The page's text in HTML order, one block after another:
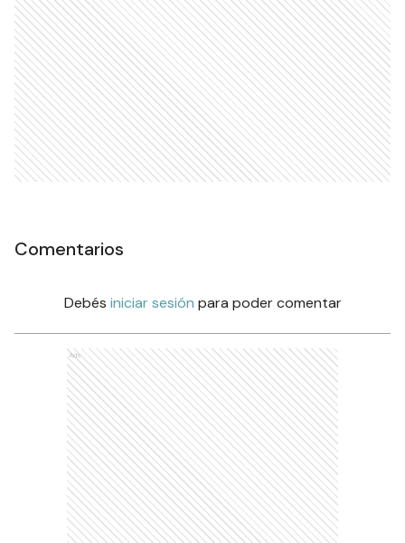
Comentarios
Debés iniciar sesión para poder comentar
Ads